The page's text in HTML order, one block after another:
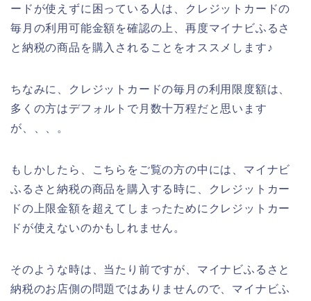
ードが使えずに困っている人は、クレジットカードの
毎月の利用可能金額を確認の上、再度マイナビふるさ
と納税の商品を購入されることをオススメします♪
ちなみに、クレジットカードの毎月の利用限度額は、
多くの方はデフォルトで月数十万程だと思います
が、、、。
もしかしたら、こちらをご覧の方の中には、マイナビ
ふるさと納税の商品を購入する時に、クレジットカー
ドの上限金額を超えてしまったためにクレジットカー
ドが使えないのかもしれません。
そのような時は、当たり前ですが、マイナビふるさと
納税のお店側の問題ではありませんので、マイナビふ